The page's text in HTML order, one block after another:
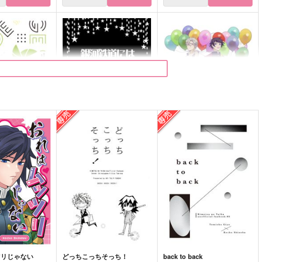
作品詳細
銀河鉄道には乗りたくない
おっぺけぺいっ
（税込）
不死川実弥×不死川玄弥
サンプル 作品詳細
さねぎゆログまとめ本
蓑笠
1,100円（税込）
不死川実弥×冨岡義勇
サンプル 作品詳細
じゃない
どっちこっちそっち！
back to back